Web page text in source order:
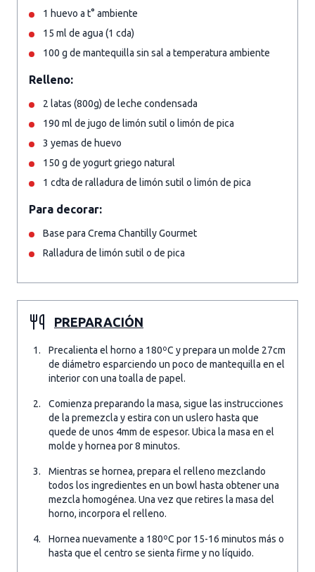
1 huevo a t° ambiente
15 ml de agua (1 cda)
100 g de mantequilla sin sal a temperatura ambiente
Relleno:
2 latas (800g) de leche condensada
190 ml de jugo de limón sutil o limón de pica
3 yemas de huevo
150 g de yogurt griego natural
1 cdta de ralladura de limón sutil o limón de pica
Para decorar:
Base para Crema Chantilly Gourmet
Ralladura de limón sutil o de pica
PREPARACIÓN
Precalienta el horno a 180ºC y prepara un molde 27cm
de diámetro esparciendo un poco de mantequilla en el
interior con una toalla de papel.
Comienza preparando la masa, sigue las instrucciones
de la premezcla y estira con un uslero hasta que
quede de unos 4mm de espesor. Ubica la masa en el
molde y hornea por 8 minutos.
Mientras se hornea, prepara el relleno mezclando
todos los ingredientes en un bowl hasta obtener una
mezcla homogénea. Una vez que retires la masa del
horno, incorpora el relleno.
Hornea nuevamente a 180ºC por 15-16 minutos más o
hasta que el centro se sienta firme y no líquido.